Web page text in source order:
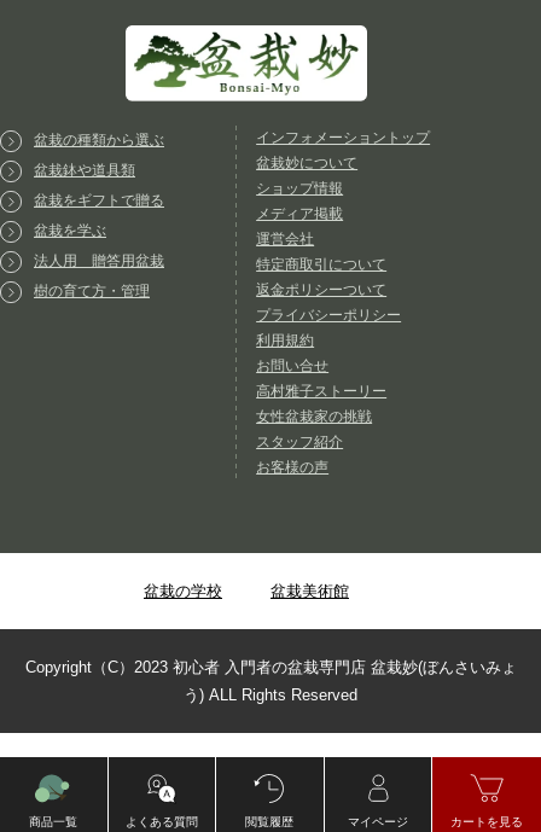
盆栽の種類から選ぶ
盆栽鉢や道具類
盆栽をギフトで贈る
盆栽を学ぶ
法人用 贈答用盆栽
樹の育て方・管理
インフォメーショントップ
盆栽妙について
ショップ情報
メディア掲載
運営会社
特定商取引について
返金ポリシーついて
プライバシーポリシー
利用規約
お問い合せ
高村雅子ストーリー
女性盆栽家の挑戦
スタッフ紹介
お客様の声
盆栽の学校 盆栽美術館
Copyright（C）2023 初心者 入門者の盆栽専門店 盆栽妙(ぼんさいみょ
う) ALL Rights Reserved
商品一覧 よくある質問 閲覧履歴 マイページ カートを見る